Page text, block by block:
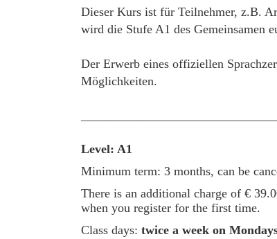
Dieser Kurs ist für Teilnehmer, z.B.
wird die Stufe A1 des Gemeinsamen
Der Erwerb eines offiziellen
Möglichkeiten.
Level: A1
Minimum term: 3 months, can be
There is an additional charge of €
when you register for the first time.
Class days: twice a week on